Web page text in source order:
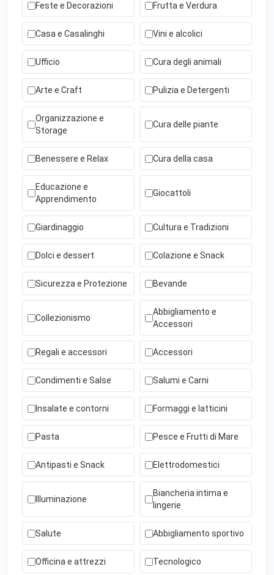
Feste e Decorazioni Frutta e Verdura
Casa e Casalinghi Vini e alcolici
Ufficio Cura degli animali
Arte e Craft Pulizia e Detergenti
Organizzazione e
Storage
Cura delle piante
Benessere e Relax Cura della casa
Educazione e
Apprendimento
Giocattoli
Giardinaggio Cultura e Tradizioni
Dolci e dessert Colazione e Snack
Sicurezza e Protezione Bevande
Collezionismo
Abbigliamento e
Accessori
Regali e accessori Accessori
Condimenti e Salse Salumi e Carni
Insalate e contorni Formaggi e latticini
Pasta Pesce e Frutti di Mare
Antipasti e Snack Elettrodomestici
Illuminazione
Biancheria intima e
lingerie
Salute Abbigliamento sportivo
Officina e attrezzi Tecnologico